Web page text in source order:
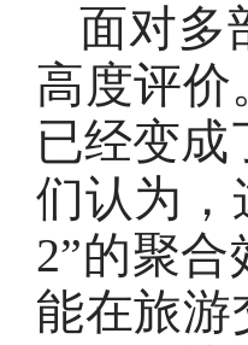
面对多
高度评价
已经变成
们认为，
2”的聚
能在旅游